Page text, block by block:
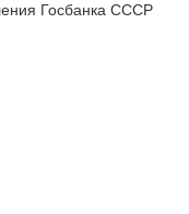
Госбанка СССР